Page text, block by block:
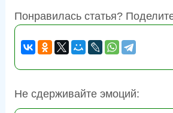
Понравилась статья?
Не сдерживайте эмоций: